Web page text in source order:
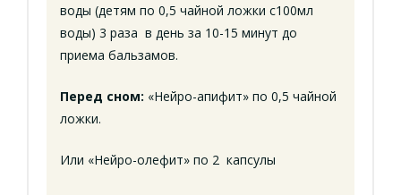
воды (детям по 0,5 чайной ложки с100мл
воды) 3 раза в день за 10-15 минут до
приема бальзамов.
Перед сном: «Нейро-апифит» по 0,5 чайной
ложки.
Или «Нейро-олефит» по 2 капсулы